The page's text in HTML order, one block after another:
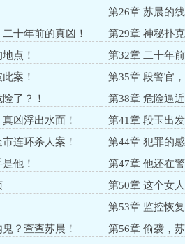
第26章 苏晨的
十年前的真凶！
第29章 神秘扑
点！
第32章 二十年
案！
第35章 段警官
了？！
第38章 危险逼
凶浮出水面！
第41章 段玉出
连环杀人案！
第44章 犯罪的
他！
第47章 他还在
第50章 这个女
第53章 监控恢
？查查苏晨！
第56章 偷袭，